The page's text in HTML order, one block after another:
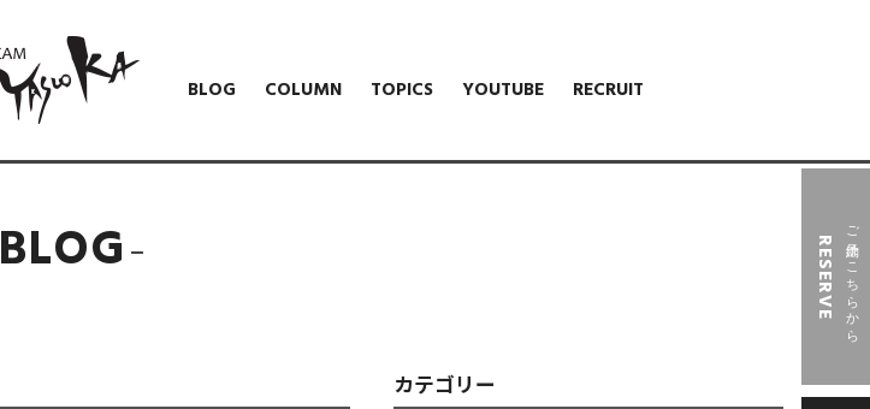
BLOG COLUMN TOPICS YOUTUBE RECRUIT
ご予約はこちらから
RESERVE
BLOG
カテゴリー